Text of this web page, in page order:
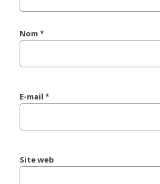
Nom *
E-mail *
Site web